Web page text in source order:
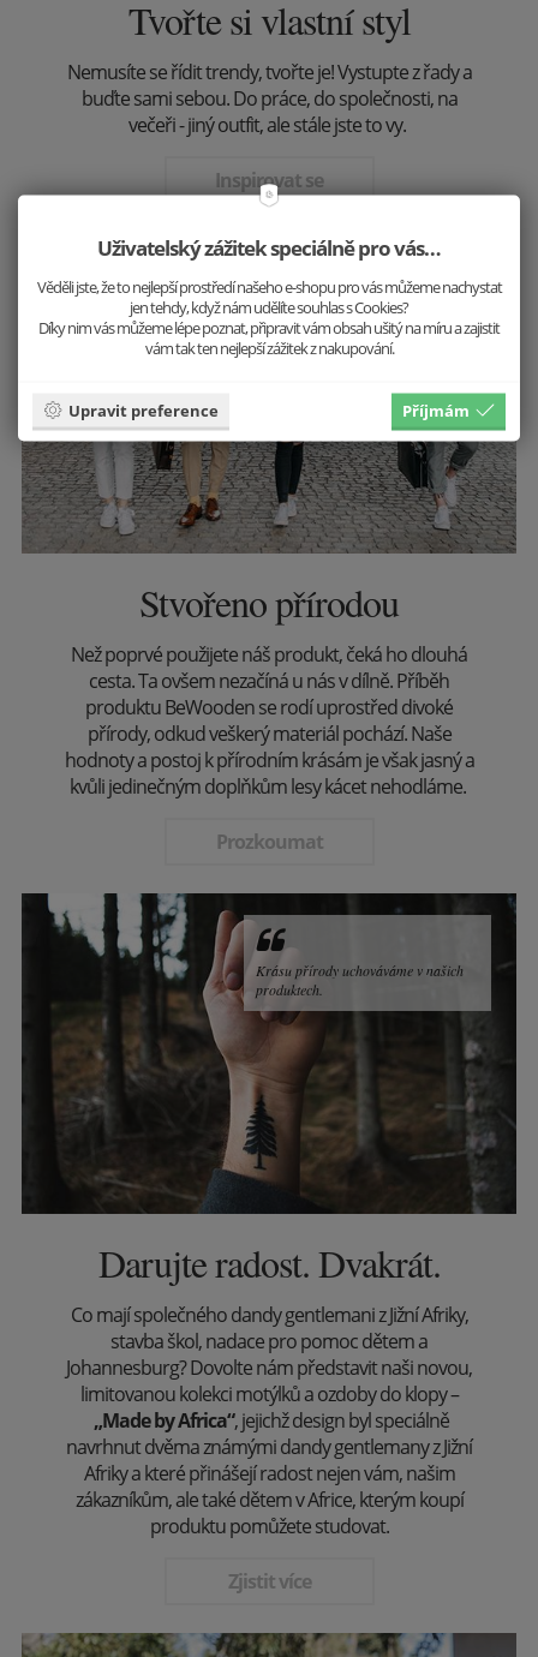
Tvořte si vlastní styl
Nemusíte se řídit trendy, tvořte je! Vystupte z řady a
buďte sami sebou. Do práce, do společnosti, na
večeři - jiný outfit, ale stále jste to vy.
Inspirovat se
Stvořeno přírodou
Než poprvé použijete náš produkt, čeká ho dlouhá
cesta. Ta ovšem nezačíná u nás v dílně. Příběh
produktu BeWooden se rodí uprostřed divoké
přírody, odkud veškerý materiál pochází. Naše
hodnoty a postoj k přírodním krásám je však jasný a
kvůli jedinečným doplňkům lesy kácet nehodláme.
Prozkoumat
Krásu přírody uchováváme v našich
produktech.
Darujte radost. Dvakrát.
Co mají společného dandy gentlemani z Jižní Afriky,
stavba škol, nadace pro pomoc dětem a
Johannesburg? Dovolte nám představit naši novou,
limitovanou kolekci motýlků a ozdoby do klopy –
„Made by Africa“, jejichž design byl speciálně
navrhnut dvěma známými dandy gentlemany z Jižní
Afriky a které přinášejí radost nejen vám, našim
zákazníkům, ale také dětem v Africe, kterým koupí
produktu pomůžete studovat.
Zjistit více
Uživatelský zážitek speciálně pro vás…
Věděli jste, že to nejlepší prostředí našeho e-shopu pro vás můžeme nachystat
jen tehdy, když nám udělíte souhlas s Cookies?
Díky nim vás můžeme lépe poznat, připravit vám obsah ušitý na míru a zajistit
vám tak ten nejlepší zážitek z nakupování.
Upravit preference Příjmám